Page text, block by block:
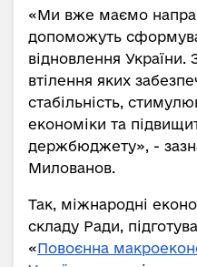
«Ми вже маємо
допоможуть
відновлення України.
втілення яких
стабільність,
економіки та
держбюджету», -
Милованов.
Так, міжнародні
складу Ради,
«Повоєнна